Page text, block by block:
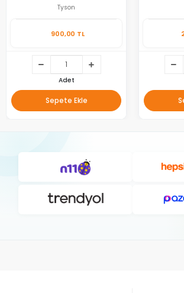
Tyson
900,00 TL
Adet
Sepete Ekle